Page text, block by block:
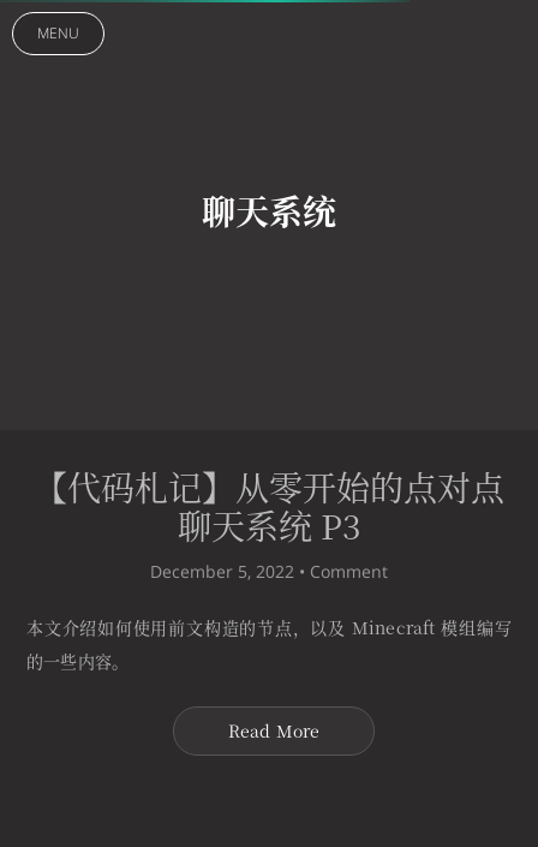
MENU
聊天系统
【代码札记】从零开始的点对点
聊天系统 P3
December 5, 2022 • Comment
本文介绍如何使用前文构造的节点，以及 Minecraft 模组编写
的一些内容。
Read More